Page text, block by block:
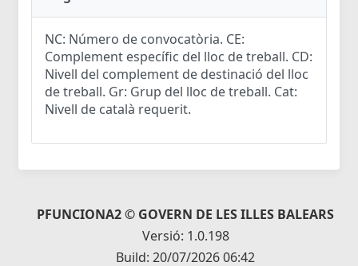
NC: Número de convocatòria. CE:
Complement específic del lloc de treball. CD:
Nivell del complement de destinació del lloc
de treball. Gr: Grup del lloc de treball. Cat:
Nivell de català requerit.
PFUNCIONA2 © GOVERN DE LES ILLES BALEARS
Versió: 1.0.198
Build: 20/07/2026 06:42